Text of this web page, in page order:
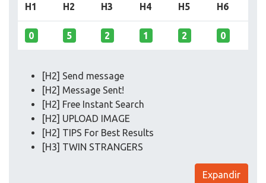
H1 H2 H3 H4 H5 H6
0 5 2 1 2 0
[H2] Send message
[H2] Message Sent!
[H2] Free Instant Search
[H2] UPLOAD IMAGE
[H2] TIPS For Best Results
[H3] TWIN STRANGERS
Expandir